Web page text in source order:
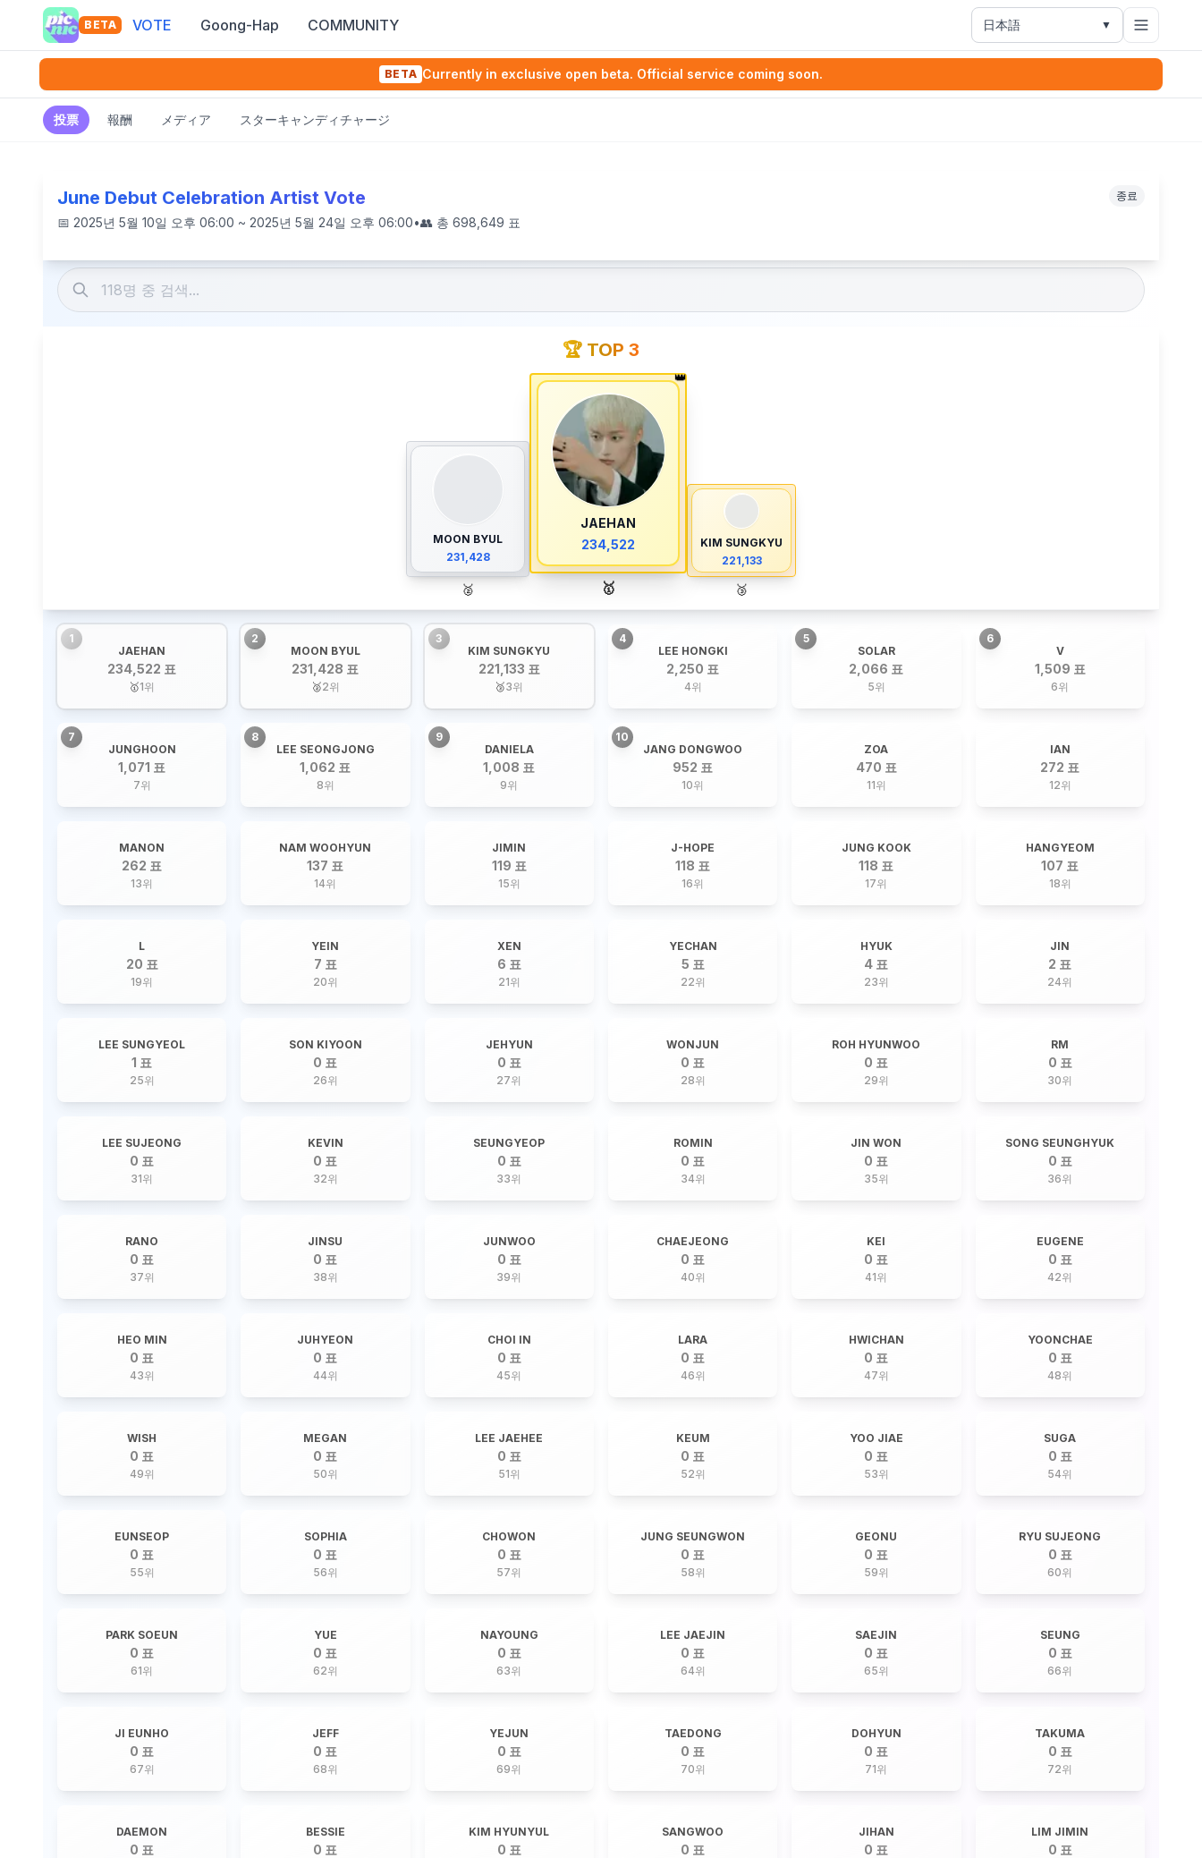
BETA VOTE Goong-Hap COMMUNITY 日本語 ▼
BETA Currently in exclusive open beta. Official service coming soon.
投票 報酬 メディア スターキャンディチャージ
June Debut Celebration Artist Vote 종료
📅 2025년 5월 10일 오후 06:00 ~ 2025년 5월 24일 오후 06:00•👥 총 698,649 표
🏆 TOP 3
MOON BYUL
231,428
🥈
👑
JAEHAN
234,522
🥇
KIM SUNGKYU
221,133
🥉
1
JAEHAN
234,522 표
🥇1위
2
MOON BYUL
231,428 표
🥈2위
3
KIM SUNGKYU
221,133 표
🥉3위
4
LEE HONGKI
2,250 표
4위
5
SOLAR
2,066 표
5위
6
V
1,509 표
6위
7
JUNGHOON
1,071 표
7위
8
LEE SEONGJONG
1,062 표
8위
9
DANIELA
1,008 표
9위
10
JANG DONGWOO
952 표
10위
ZOA
470 표
11위
IAN
272 표
12위
MANON
262 표
13위
NAM WOOHYUN
137 표
14위
JIMIN
119 표
15위
J-HOPE
118 표
16위
JUNG KOOK
118 표
17위
HANGYEOM
107 표
18위
L
20 표
19위
YEIN
7 표
20위
XEN
6 표
21위
YECHAN
5 표
22위
HYUK
4 표
23위
JIN
2 표
24위
LEE SUNGYEOL
1 표
25위
SON KIYOON
0 표
26위
JEHYUN
0 표
27위
WONJUN
0 표
28위
ROH HYUNWOO
0 표
29위
RM
0 표
30위
LEE SUJEONG
0 표
31위
KEVIN
0 표
32위
SEUNGYEOP
0 표
33위
ROMIN
0 표
34위
JIN WON
0 표
35위
SONG SEUNGHYUK
0 표
36위
RANO
0 표
37위
JINSU
0 표
38위
JUNWOO
0 표
39위
CHAEJEONG
0 표
40위
KEI
0 표
41위
EUGENE
0 표
42위
HEO MIN
0 표
43위
JUHYEON
0 표
44위
CHOI IN
0 표
45위
LARA
0 표
46위
HWICHAN
0 표
47위
YOONCHAE
0 표
48위
WISH
0 표
49위
MEGAN
0 표
50위
LEE JAEHEE
0 표
51위
KEUM
0 표
52위
YOO JIAE
0 표
53위
SUGA
0 표
54위
EUNSEOP
0 표
55위
SOPHIA
0 표
56위
CHOWON
0 표
57위
JUNG SEUNGWON
0 표
58위
GEONU
0 표
59위
RYU SUJEONG
0 표
60위
PARK SOEUN
0 표
61위
YUE
0 표
62위
NAYOUNG
0 표
63위
LEE JAEJIN
0 표
64위
SAEJIN
0 표
65위
SEUNG
0 표
66위
JI EUNHO
0 표
67위
JEFF
0 표
68위
YEJUN
0 표
69위
TAEDONG
0 표
70위
DOHYUN
0 표
71위
TAKUMA
0 표
72위
DAEMON
0 표
BESSIE
0 표
KIM HYUNYUL
0 표
SANGWOO
0 표
JIHAN
0 표
LIM JIMIN
0 표